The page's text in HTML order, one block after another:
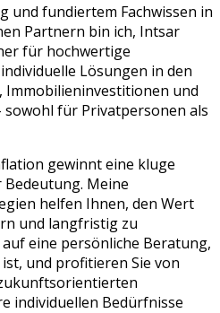
und fundiertem Fachwissen in
Partnern bin ich, Intsar
für hochwertige
Lösungen in den
Immobilieninvestitionen und
für Privatpersonen als
gewinnt eine kluge
Meine
helfen Ihnen, den Wert
und langfristig zu
eine persönliche Beratung,
und profitieren Sie von
individuellen Bedürfnisse